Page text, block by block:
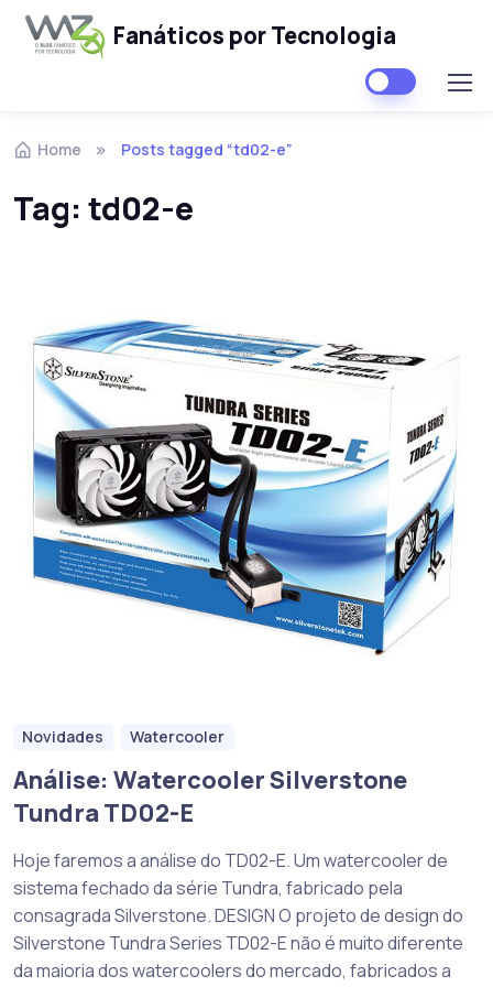
Fanáticos por Tecnologia
Home Posts tagged “td02-e”
Tag: td02-e
Novidades Watercooler
Análise: Watercooler Silverstone
Tundra TD02-E
Hoje faremos a análise do TD02-E. Um watercooler de
sistema fechado da série Tundra, fabricado pela
consagrada Silverstone. DESIGN O projeto de design do
Silverstone Tundra Series TD02-E não é muito diferente
da maioria dos watercoolers do mercado, fabricados a